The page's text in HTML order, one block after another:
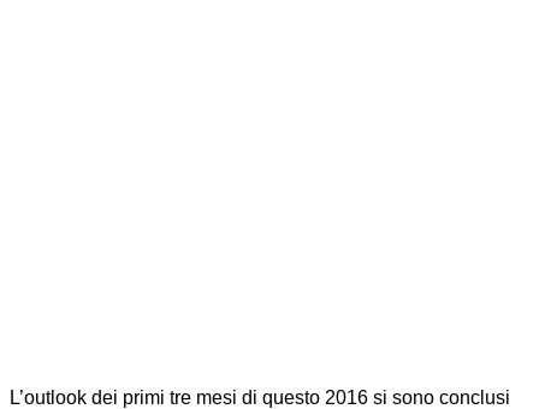
L’outlook dei primi tre mesi di questo 2016 si sono conclusi